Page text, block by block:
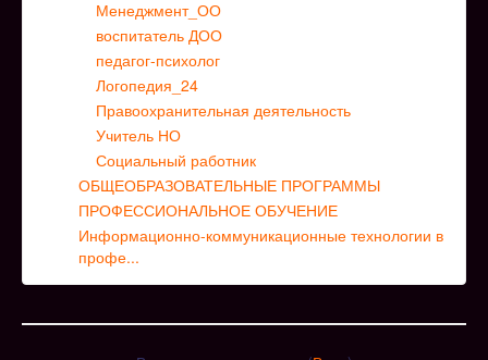
Менеджмент_ОО
воспитатель ДОО
педагог-психолог
Логопедия_24
Правоохранительная деятельность
Учитель НО
Социальный работник
ОБЩЕОБРАЗОВАТЕЛЬНЫЕ ПРОГРАММЫ
ПРОФЕССИОНАЛЬНОЕ ОБУЧЕНИЕ
Информационно-коммуникационные технологии в
профе...